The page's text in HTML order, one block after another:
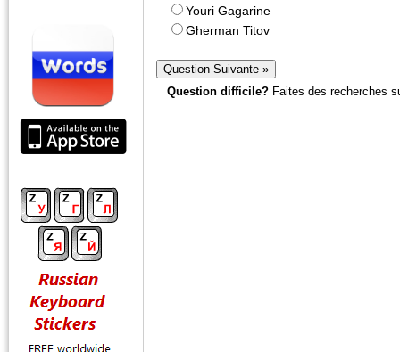
Youri Gagarine
Gherman Titov
Question difficile? Faites des recherches